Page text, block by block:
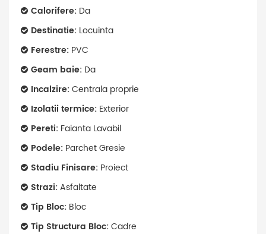
Calorifere: Da
Destinatie: Locuinta
Ferestre: PVC
Geam baie: Da
Incalzire:Centrala proprie
Izolatii termice: Exterior
Pereti: Faianta Lavabil
Podele: Parchet Gresie
Stadiu Finisare: Proiect
Strazi:Asfaltate
Tip Bloc: Bloc
Tip Structura Bloc:Cadre